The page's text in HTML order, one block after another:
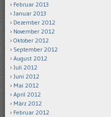
Februar 2013
Januar 2013
Dezember 2012
November 2012
Oktober 2012
September 2012
August 2012
Juli 2012
Juni 2012
Mai 2012
April 2012
März 2012
Februar 2012